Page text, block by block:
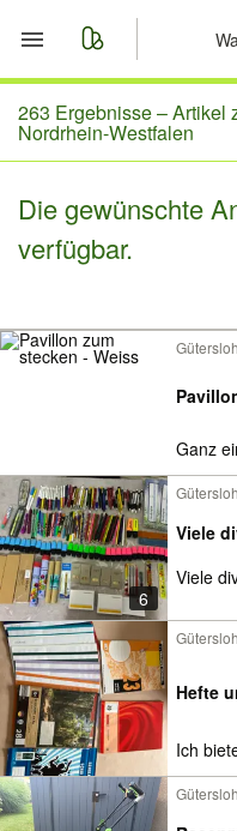
Start
Merkliste
Nachrichten
263 Ergebnisse –Artikel
Nordrhein-Westfalen
Die gewünschte
verfügbar.
Gütersloh
Ganz
6
Gütersloh
Viele
Viele
Gütersloh
Hefte
Ich
Gütersloh